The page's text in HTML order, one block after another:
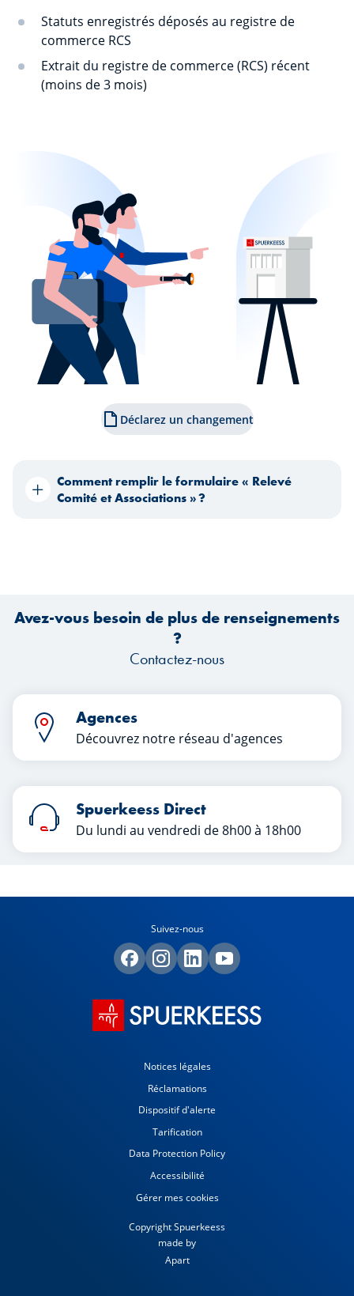
Statuts enregistrés déposés au registre de
commerce RCS
Extrait du registre de commerce (RCS) récent
(moins de 3 mois)
Déclarez un changement
Comment remplir le formulaire « Relevé
Comité et Associations » ?
Avez-vous besoin de plus de renseignements
?
Contactez-nous
Agences
Découvrez notre réseau d'agences
Spuerkeess Direct
Du lundi au vendredi de 8h00 à 18h00
Suivez-nous
Notices légales
Réclamations
Dispositif d'alerte
Tarification
Data Protection Policy
Accessibilité
Gérer mes cookies
Copyright Spuerkeess
made by
Apart